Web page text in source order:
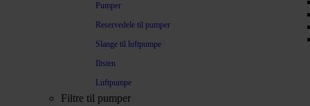
Pumper
Reservedele til pumper
Slange til luftpumpe
Iltsten
Luftpumpe
Filtre til pumper